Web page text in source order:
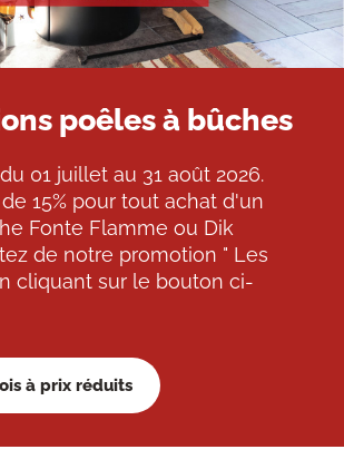
poêles à bûches
01 juillet au 31 août 2026.
15% pour tout achat d'un
Fonte Flamme ou Dik
de notre promotion " Les
cliquant sur le bouton ci-
à prix réduits